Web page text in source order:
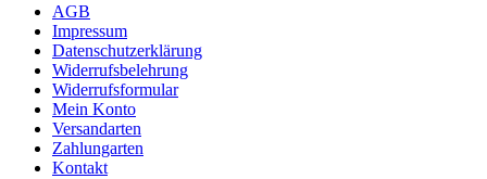
AGB
Impressum
Datenschutzerklärung
Widerrufsbelehrung
Widerrufsformular
Mein Konto
Versandarten
Zahlungarten
Kontakt